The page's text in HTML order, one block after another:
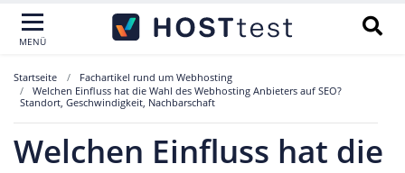
MENÜ
Startseite
Fachartikel rund um Webhosting
Welchen Einfluss hat die Wahl des Webhosting Anbieters auf SEO?
Standort, Geschwindigkeit, Nachbarschaft
Welchen Einfluss hat die